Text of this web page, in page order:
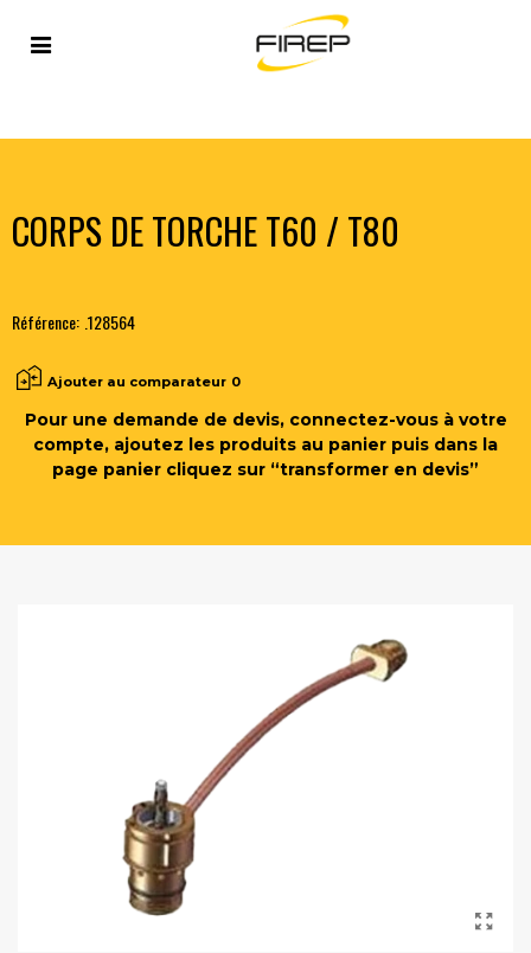
Accueil
TORCHES MANUELLES ET
CORPS DE TORCHE T60 / T80
CORPS DE TORCHE T60 / T80
Référence: .128564
Ajouter au comparateur 0
Pour une demande de devis, connectez-vous à votre
compte, ajoutez les produits au panier puis dans la
page panier cliquez sur “transformer en devis”